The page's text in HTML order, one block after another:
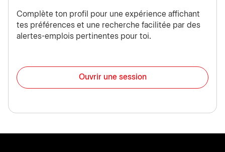
Complète ton profil pour une expérience affichant
tes préférences et une recherche facilitée par des
alertes-emplois pertinentes pour toi.
Ouvrir une session